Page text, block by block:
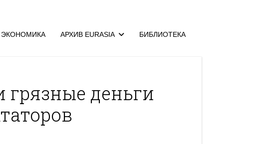
ЭКОНОМИКА АРХИВ EURASIA БИБЛИОТЕКА
деньги